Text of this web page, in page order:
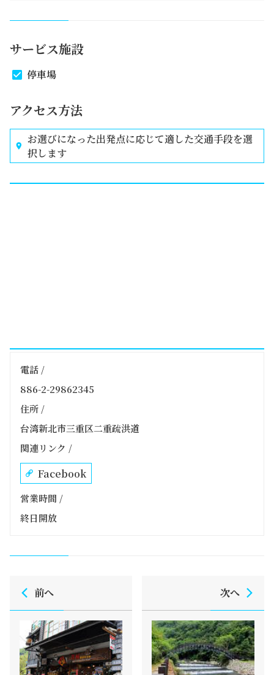
サービス施設
停車場
アクセス方法
お選びになった出発点に応じて適した交通手段を選
択します
電話 /
886-2-29862345
住所 /
台湾新北市三重区二重疏洪道
関連リンク /
Facebook
営業時間 /
終日開放
前へ 次へ